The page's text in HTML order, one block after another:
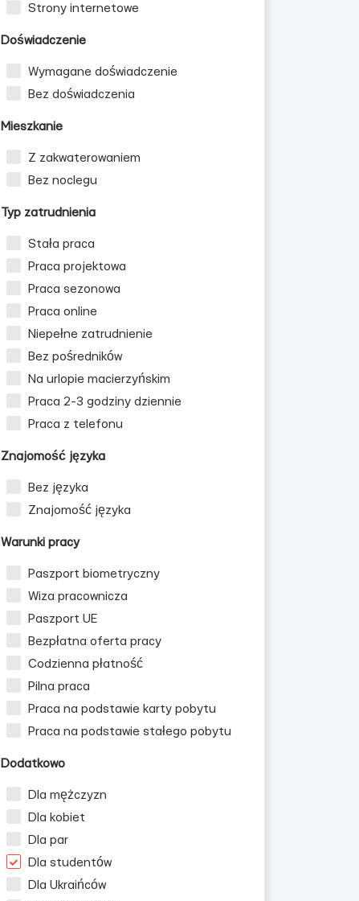
Strony internetowe
Doświadczenie
Wymagane doświadczenie
Bez doświadczenia
Mieszkanie
Z zakwaterowaniem
Bez noclegu
Typ zatrudnienia
Stała praca
Praca projektowa
Praca sezonowa
Praca online
Niepełne zatrudnienie
Bez pośredników
Na urlopie macierzyńskim
Praca 2-3 godziny dziennie
Praca z telefonu
Znajomość języka
Bez języka
Znajomość języka
Warunki pracy
Paszport biometryczny
Wiza pracownicza
Paszport UE
Bezpłatna oferta pracy
Codzienna płatność
Pilna praca
Praca na podstawie karty pobytu
Praca na podstawie stałego pobytu
Dodatkowo
Dla mężczyzn
Dla kobiet
Dla par
Dla studentów
Dla Ukraińców